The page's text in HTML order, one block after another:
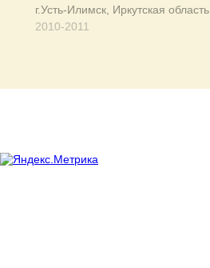
г.Усть-Илимск, Иркутская область
2010-2011